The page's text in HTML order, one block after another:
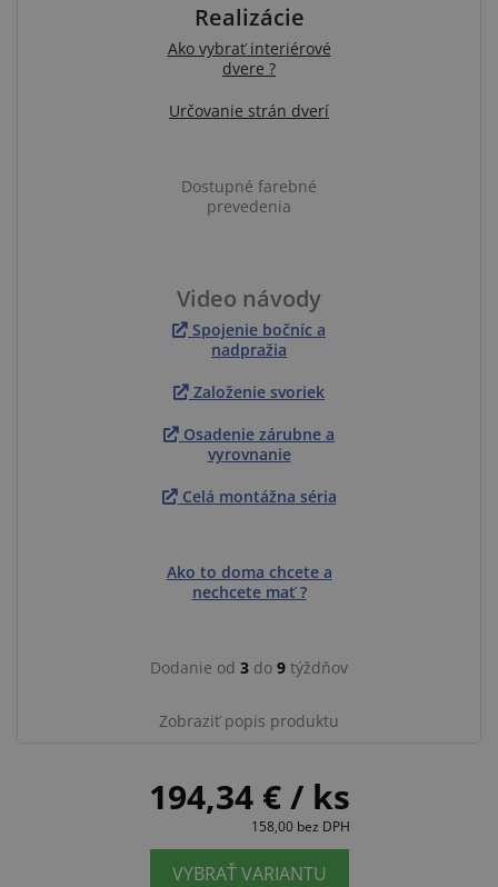
Realizácie
Ako vybrať interiérové
dvere ?
Určovanie strán dverí
Dostupné farebné
prevedenia
Video návody
Spojenie bočníc a
nadpražia
Založenie svoriek
Osadenie zárubne a
vyrovnanie
Celá montážna séria
Ako to doma chcete a
nechcete mať ?
Dodanie od 3 do 9 týždňov
Zobraziť popis produktu
194,34 € / ks
158,00 bez DPH
VYBRAŤ VARIANTU